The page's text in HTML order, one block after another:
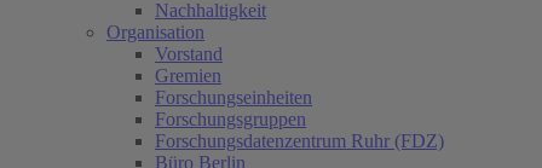
Nachhaltigkeit
Organisation
Vorstand
Gremien
Forschungseinheiten
Forschungsgruppen
Forschungsdatenzentrum Ruhr (FDZ)
Büro Berlin